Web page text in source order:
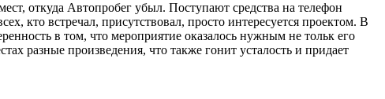
откуда Автопробег убыл. Поступают средства на телефон
кто встречал, присутствовал, просто интересуется проектом. В
в том, что мероприятие оказалось нужным не тольк его
разные произведения, что также гонит усталость и придает